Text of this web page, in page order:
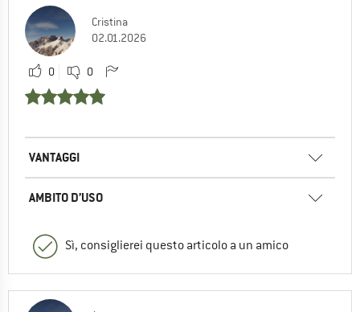
Cristina
02.01.2026
0 0
VANTAGGI
AMBITO D’USO
Sì, consiglierei questo articolo a un amico